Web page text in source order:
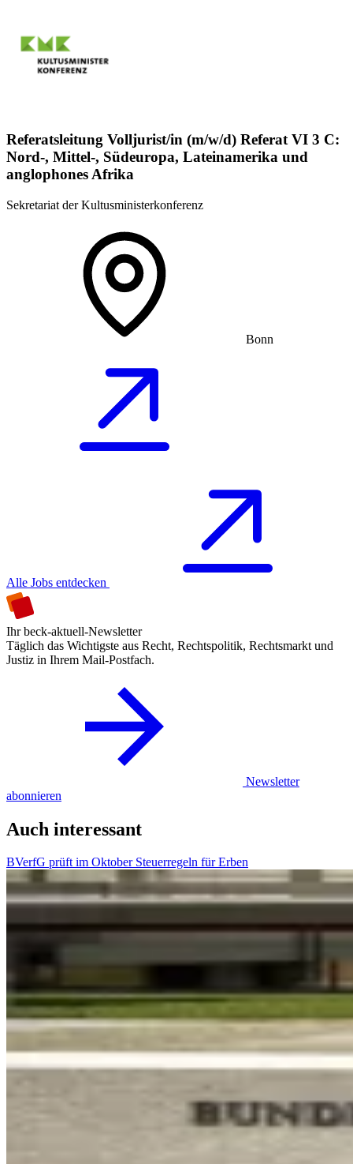
Referatsleitung Volljurist/in (m/w/d) Referat VI 3 C:
Nord-, Mittel-, Südeuropa, Lateinamerika und
anglophones Afrika
Sekretariat der Kultusministerkonferenz
Bonn
Alle Jobs entdecken
Ihr beck-aktuell-Newsletter
Täglich das Wichtigste aus Recht, Rechtspolitik, Rechtsmarkt und
Justiz in Ihrem Mail-Postfach.
Newsletter
abonnieren
Auch interessant
BVerfG prüft im Oktober Steuerregeln für Erben